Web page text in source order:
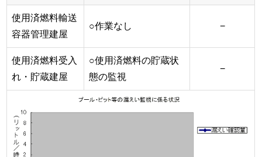
使用済燃料輸送
容器管理建屋
○作業なし −
使用済燃料受入
れ・貯蔵建屋
○使用済燃料の貯蔵状
態の監視
−